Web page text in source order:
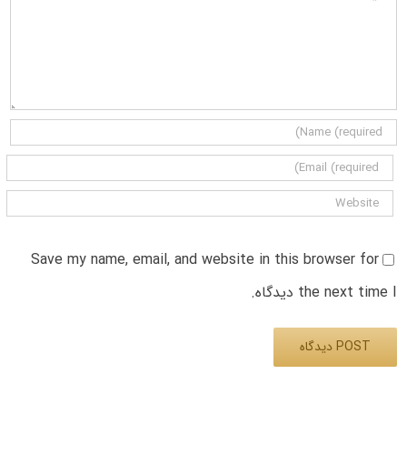
Save my name, email, and website in this browser for
the next time I دیدگاه.